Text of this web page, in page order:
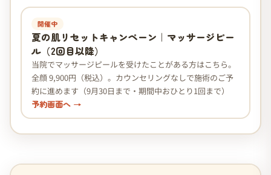
開催中
夏の肌リセットキャンペーン｜マッサージピー
ル（2回目以降）
当院でマッサージピールを受けたことがある方はこちら。
全顔 9,900円（税込）。カウンセリングなしで施術のご予
約に進めます（9月30日まで・期間中おひとり1回まで）
予約画面へ →